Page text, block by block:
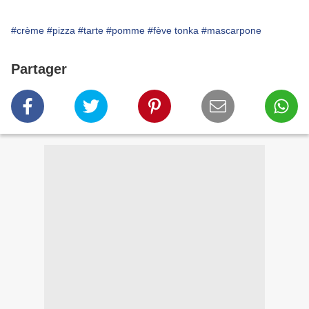
#crème #pizza #tarte #pomme #fève tonka #mascarpone
Partager